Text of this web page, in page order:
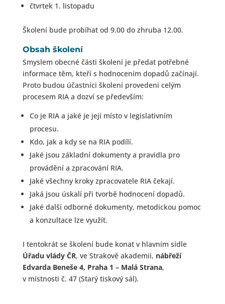
čtvrtek 1. listopadu
Školení bude probíhat od 9.00 do zhruba 12.00.
Obsah školení
Smyslem obecné části školení je předat potřebné
informace těm, kteří s hodnocením dopadů začínají.
Proto budou účastníci školení provedeni celým
procesem RIA a dozví se především:
Co je RIA a jaké je její místo v legislativním
procesu.
Kdo, jak a kdy se na RIA podílí.
Jaké jsou základní dokumenty a pravidla pro
provádění a zpracování RIA.
Jaké všechny kroky zpracovatele RIA čekají.
Jaká jsou úskalí při tvorbě hodnocení dopadů.
Jaké další odborné dokumenty, metodickou pomoc
a konzultace lze využít.
I tentokrát se školení bude konat v hlavním sídle
Úřadu vlády ČR, ve Strakově akademii, nábřeží
Edvarda Beneše 4, Praha 1 – Malá Strana,
v místnosti č. 47 (Starý tiskový sál).